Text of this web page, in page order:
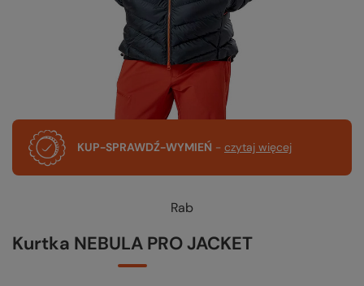
KUP-SPRAWDŹ-WYMIEŃ - czytaj więcej
Rab
Kurtka NEBULA PRO JACKET